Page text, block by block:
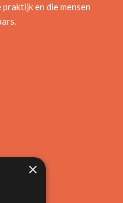
en die mensen
×